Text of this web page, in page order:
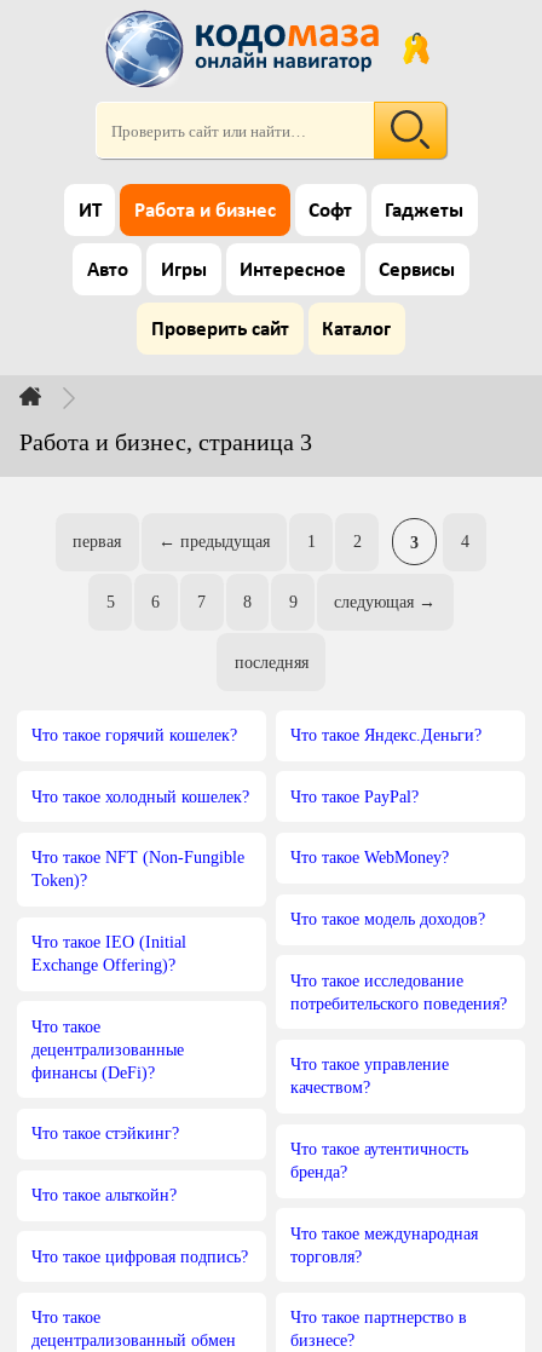
ИТ Работа и бизнес Софт Гаджеты
Авто Игры Интересное Сервисы
Проверить сайт Каталог
Работа и бизнес, страница 3
первая ← предыдущая 1 2 3 4
5 6 7 8 9 следующая →
последняя
Что такое горячий кошелек?
Что такое холодный кошелек?
Что такое NFT (Non-Fungible
Token)?
Что такое IEO (Initial
Exchange Offering)?
Что такое
децентрализованные
финансы (DeFi)?
Что такое стэйкинг?
Что такое альткойн?
Что такое цифровая подпись?
Что такое
децентрализованный обмен
Что такое Яндекс.Деньги?
Что такое PayPal?
Что такое WebMoney?
Что такое модель доходов?
Что такое исследование
потребительского поведения?
Что такое управление
качеством?
Что такое аутентичность
бренда?
Что такое международная
торговля?
Что такое партнерство в
бизнесе?